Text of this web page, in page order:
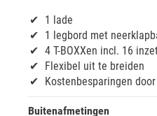
1 lade
1 legbord met
4 T-BOXXen incl. 16
Flexibel uit te breiden
Kostenbesparingen
Buitenafmetingen